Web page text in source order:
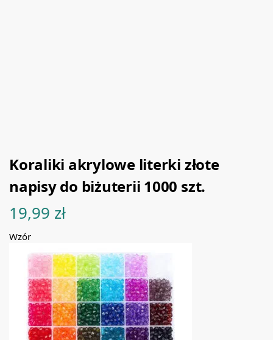
Koraliki akrylowe literki złote
napisy do biżuterii 1000 szt.
19,99 zł
Wzór